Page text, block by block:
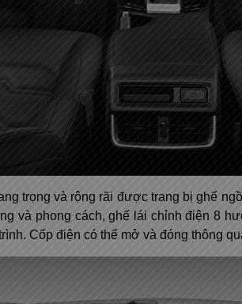
trọng và rộng rãi được trang bị ghế
và phong cách, ghế lái chỉnh điện 8
Cốp điện có thể mở và đóng thông